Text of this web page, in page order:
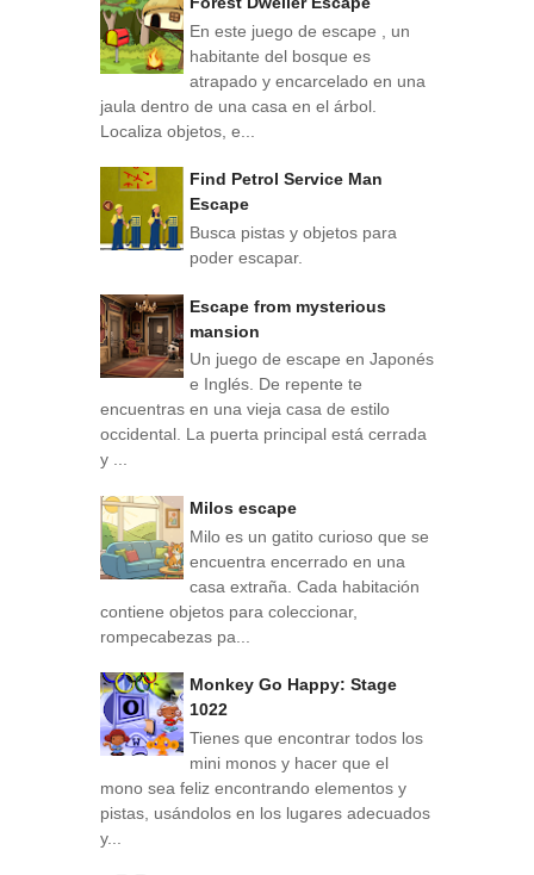
En este juego de escape , un
habitante del bosque es
atrapado y encarcelado en una
jaula dentro de una casa en el árbol.
Localiza objetos, e...
Find Petrol Service Man
Escape
Busca pistas y objetos para
poder escapar.
Escape from mysterious
mansion
Un juego de escape en Japonés
e Inglés. De repente te
encuentras en una vieja casa de estilo
occidental. La puerta principal está cerrada
y ...
Milos escape
Milo es un gatito curioso que se
encuentra encerrado en una
casa extraña. Cada habitación
contiene objetos para coleccionar,
rompecabezas pa...
Monkey Go Happy: Stage
1022
Tienes que encontrar todos los
mini monos y hacer que el
mono sea feliz encontrando elementos y
pistas, usándolos en los lugares adecuados
y...